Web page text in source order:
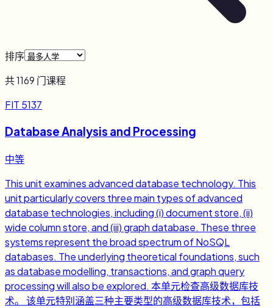
排序
共1169 门课程
FIT 5137
Database Analysis and Processing
中等
This unit examines advanced database technology. This
unit particularly covers three main types of advanced
database technologies, including (i) document store, (ii)
wide column store, and (iii) graph database. These three
systems represent the broad spectrum of NoSQL
databases. The underlying theoretical foundations, such
as database modelling, transactions, and graph query
processing will also be explored. 本单元检查高级数据库技
术。 该单元特别涵盖三种主要类型的高级数据库技术，包括